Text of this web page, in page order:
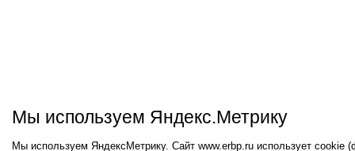
Мы используем Яндекс.Метрику
Мы используем ЯндексМетрику. Сайт www.erbp.ru использует